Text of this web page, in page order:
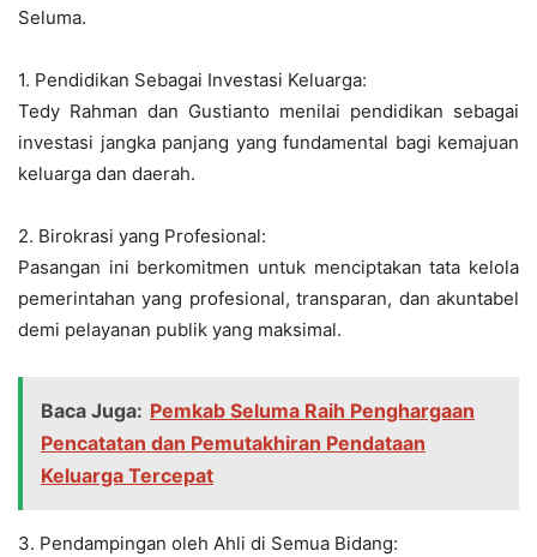
Seluma.
1. Pendidikan Sebagai Investasi Keluarga:
Tedy Rahman dan Gustianto menilai pendidikan sebagai
investasi jangka panjang yang fundamental bagi kemajuan
keluarga dan daerah.
2. Birokrasi yang Profesional:
Pasangan ini berkomitmen untuk menciptakan tata kelola
pemerintahan yang profesional, transparan, dan akuntabel
demi pelayanan publik yang maksimal.
Baca Juga: Pemkab Seluma Raih Penghargaan
Pencatatan dan Pemutakhiran Pendataan
Keluarga Tercepat
3. Pendampingan oleh Ahli di Semua Bidang: